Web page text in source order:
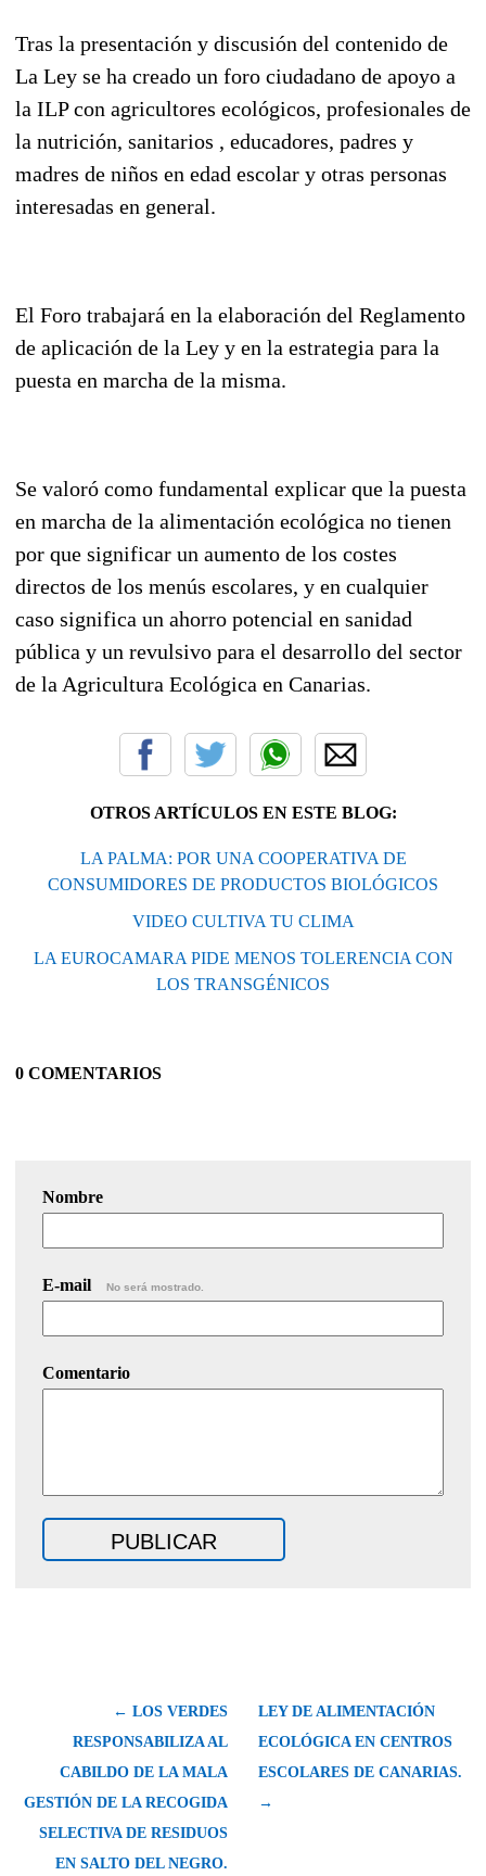
Tras la presentación y discusión del contenido de
La Ley se ha creado un foro ciudadano de apoyo a
la ILP con agricultores ecológicos, profesionales de
la nutrición, sanitarios , educadores, padres y
madres de niños en edad escolar y otras personas
interesadas en general.
El Foro trabajará en la elaboración del Reglamento
de aplicación de la Ley y en la estrategia para la
puesta en marcha de la misma.
Se valoró como fundamental explicar que la puesta
en marcha de la alimentación ecológica no tienen
por que significar un aumento de los costes
directos de los menús escolares, y en cualquier
caso significa un ahorro potencial en sanidad
pública y un revulsivo para el desarrollo del sector
de la Agricultura Ecológica en Canarias.
OTROS ARTÍCULOS EN ESTE BLOG:
LA PALMA: POR UNA COOPERATIVA DE
CONSUMIDORES DE PRODUCTOS BIOLÓGICOS
VIDEO CULTIVA TU CLIMA
LA EUROCAMARA PIDE MENOS TOLERENCIA CON
LOS TRANSGÉNICOS
0 COMENTARIOS
Nombre
E-mail No será mostrado.
Comentario
← LOS VERDES
RESPONSABILIZA AL
CABILDO DE LA MALA
GESTIÓN DE LA RECOGIDA
SELECTIVA DE RESIDUOS
EN SALTO DEL NEGRO.
LEY DE ALIMENTACIÓN
ECOLÓGICA EN CENTROS
ESCOLARES DE CANARIAS.
→